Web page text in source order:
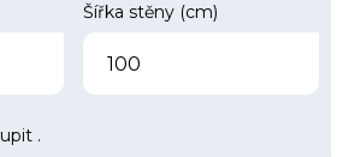
Šířka stěny (cm)
.